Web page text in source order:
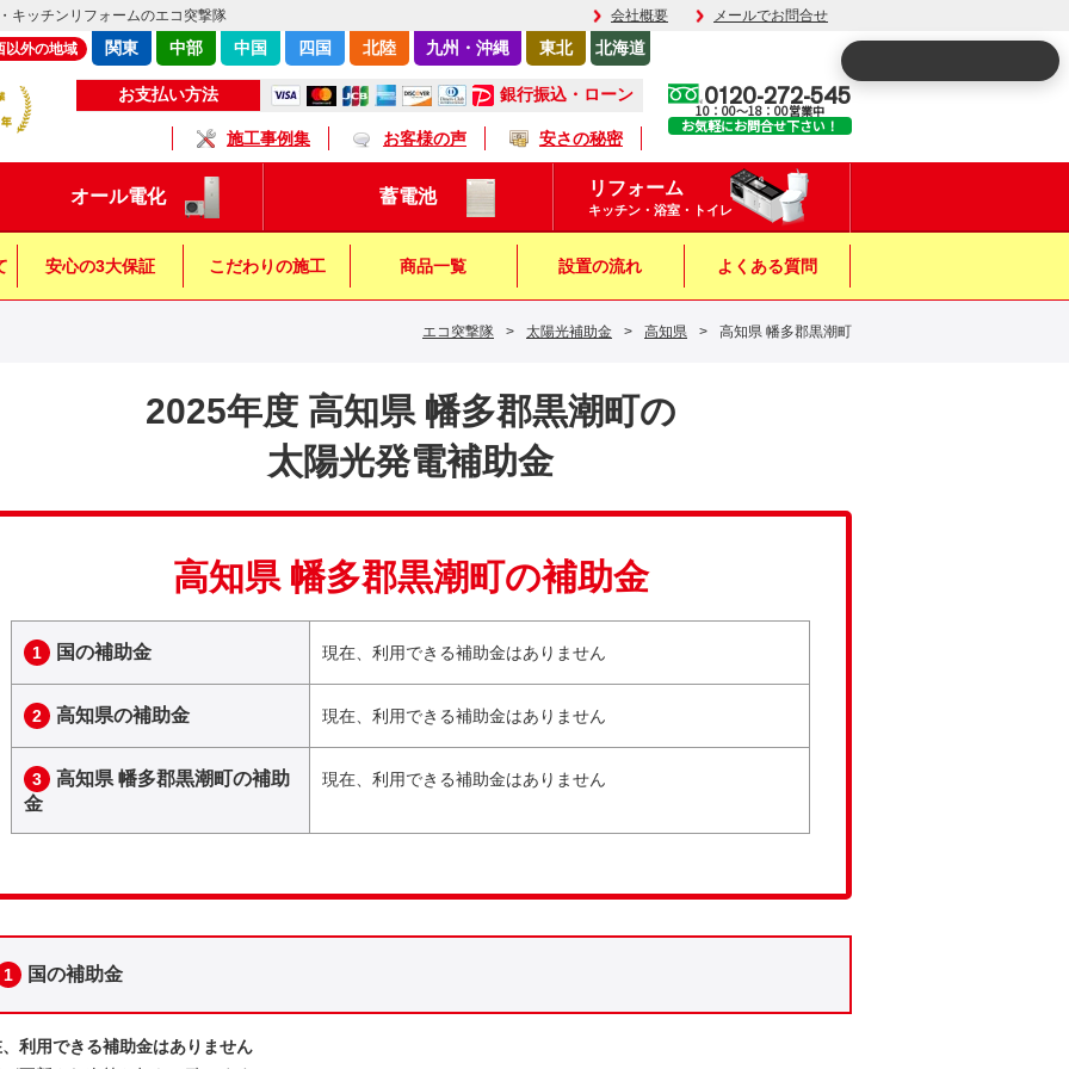
キッチンリフォームのエコ突撃隊 会社概要 メールでお問合せ
お支払い方法 銀行振込・ローン
施工事例集 お客様の声 安さの秘密
以外の地域 関東 中部 中国 四国 北陸 九州・沖縄 東北 北海道
0120-272-545
10：00～18：00営業中
お気軽にお問合せ下さい！
オール電化 蓄電池 リフォーム
キッチン・浴室・トイレ
安心の3大保証 こだわりの施工 商品一覧 設置の流れ よくある質問
エコ突撃隊 > 太陽光補助金 > 高知県 > 高知県 幡多郡黒潮町
2025年度 高知県 幡多郡黒潮町の
太陽光発電補助金
高知県 幡多郡黒潮町の補助金
1 国の補助金 現在、利用できる補助金はありません
2 高知県の補助金 現在、利用できる補助金はありません
3
高知県 幡多郡黒潮町の補助
金
現在、利用できる補助金はありません
1 国の補助金
利用できる補助金はありません